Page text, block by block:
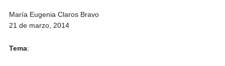
María Eugenia Claros Bravo
21 de marzo, 2014
Tema: